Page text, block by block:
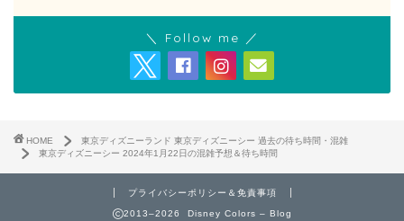
＼ Follow me ／
HOME
東京ディズニーランド 東京ディズニーシー 過去の待ち時間・混雑
東京ディズニーシー 2024年1月22日の混雑予想＆待ち時間
プライバシーポリシー＆免責事項
2013–2026 Disney Colors – Blog